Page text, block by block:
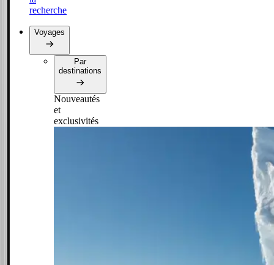
recherche
Voyages
Par
destinations
Nouveautés
et
exclusivités